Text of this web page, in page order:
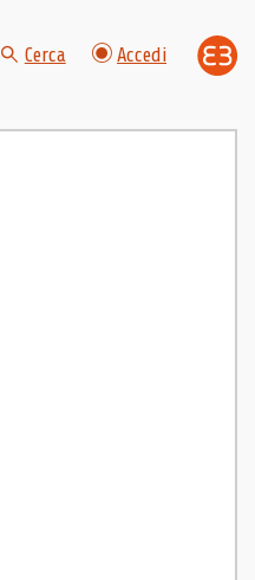
Cerca Accedi